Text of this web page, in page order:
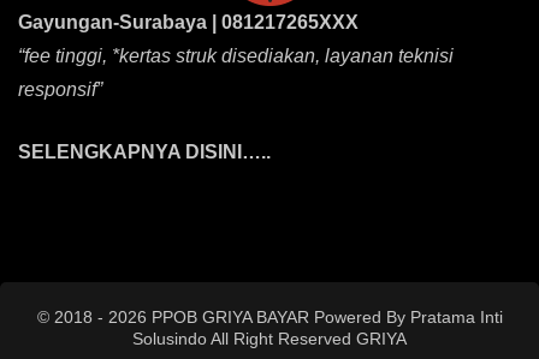
Gayungan-Surabaya | 081217265XXX
“fee tinggi, *kertas struk disediakan, layanan teknisi
responsif”
SELENGKAPNYA DISINI…..
© 2018 - 2026 PPOB GRIYA BAYAR Powered By Pratama Inti
Solusindo All Right Reserved GRIYA